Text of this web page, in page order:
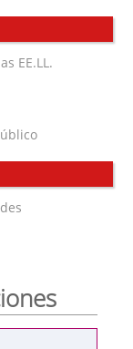
EE.LL.